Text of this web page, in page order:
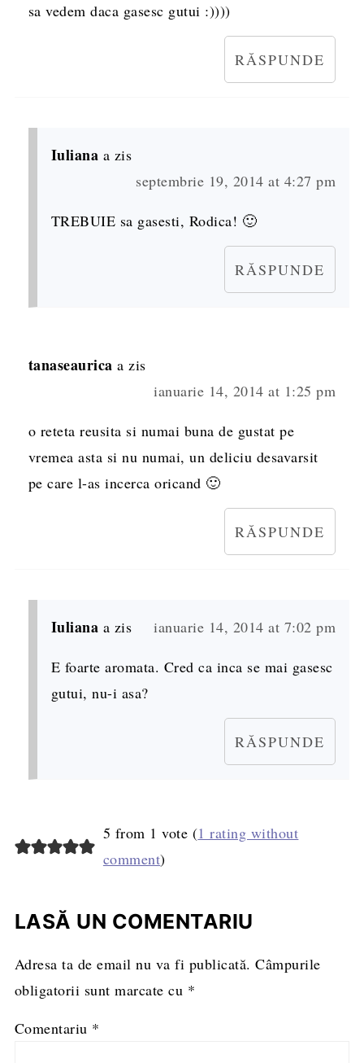
sa vedem daca gasesc gutui :))))
RĂSPUNDE
Iuliana a zis
septembrie 19, 2014 at 4:27 pm
TREBUIE sa gasesti, Rodica! 🙂
RĂSPUNDE
tanaseaurica a zis
ianuarie 14, 2014 at 1:25 pm
o reteta reusita si numai buna de gustat pe
vremea asta si nu numai, un deliciu desavarsit
pe care l-as incerca oricand 🙂
RĂSPUNDE
Iuliana a zis ianuarie 14, 2014 at 7:02 pm
E foarte aromata. Cred ca inca se mai gasesc
gutui, nu-i asa?
RĂSPUNDE
5 from 1 vote (1 rating without
comment)
LASĂ UN COMENTARIU
Adresa ta de email nu va fi publicată. Câmpurile
obligatorii sunt marcate cu *
Comentariu *